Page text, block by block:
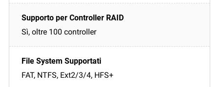
Sì, oltre 100 controller
FAT, NTFS, Ext2/3/4, HFS+